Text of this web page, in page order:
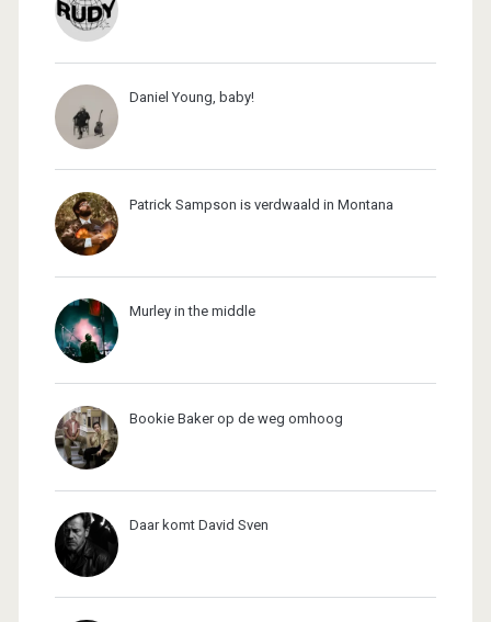
Daniel Young, baby!
Patrick Sampson is verdwaald in Montana
Murley in the middle
Bookie Baker op de weg omhoog
Daar komt David Sven